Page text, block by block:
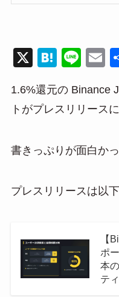
X
H
e
n
Li
e
E
1.6%還元の Binance
トがプレスリリース
書きっぷりが面白か
プレスリリースは以下
【
ポ
本
テ